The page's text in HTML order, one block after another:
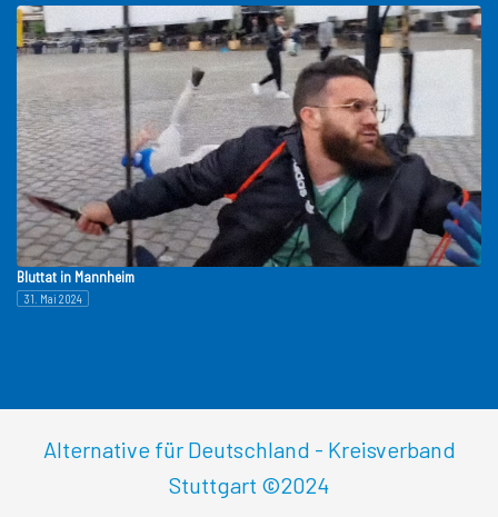
Bluttat in Mannheim
31. Mai 2024
Alternative für Deutschland - Kreisverband
Stuttgart ©2024